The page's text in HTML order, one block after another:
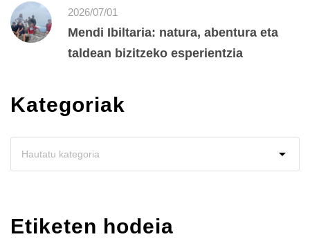
2026/07/01
Mendi Ibiltaria: natura, abentura eta
taldean bizitzeko esperientzia
Kategoriak
Etiketen hodeia